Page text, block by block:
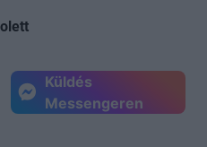
Küldés
Messengeren